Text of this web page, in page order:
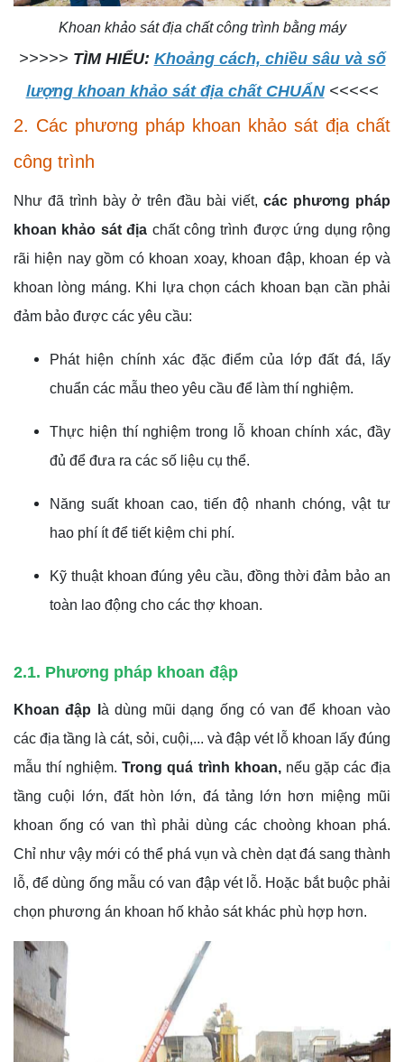
Khoan khảo sát địa chất công trình bằng máy
>>>>> TÌM HIỂU: Khoảng cách, chiều sâu và số
lượng khoan khảo sát địa chất CHUẨN<<<<<
2. Các phương pháp khoan khảo sát địa chất
công trình
Như đã trình bày ở trên đầu bài viết, các phương pháp
khoan khảo sát địa chất công trình được ứng dụng rộng
rãi hiện nay gồm có khoan xoay, khoan đập, khoan ép và
khoan lòng máng. Khi lựa chọn cách khoan bạn cần phải
đảm bảo được các yêu cầu:
Phát hiện chính xác đặc điểm của lớp đất đá, lấy
chuẩn các mẫu theo yêu cầu để làm thí nghiệm.
Thực hiện thí nghiệm trong lỗ khoan chính xác, đầy
đủ để đưa ra các số liệu cụ thể.
Năng suất khoan cao, tiến độ nhanh chóng, vật tư
hao phí ít để tiết kiệm chi phí.
Kỹ thuật khoan đúng yêu cầu, đồng thời đảm bảo an
toàn lao động cho các thợ khoan.
2.1. Phương pháp khoan đập
Khoan đập l à dùng mũi dạng ống có van để khoan vào
các địa tầng là cát, sỏi, cuội,... và đập vét lỗ khoan lấy đúng
mẫu thí nghiệm.Trong quá trình khoan,nếu gặp các địa
tầng cuội lớn, đất hòn lớn, đá tảng lớn hơn miệng mũi
khoan ống có van thì phải dùng các choòng khoan phá.
Chỉ như vậy mới có thể phá vụn và chèn dạt đá sang thành
lỗ, để dùng ống mẫu có van đập vét lỗ. Hoặc bắt buộc phải
chọn phương án khoan hố khảo sát khác phù hợp hơn.